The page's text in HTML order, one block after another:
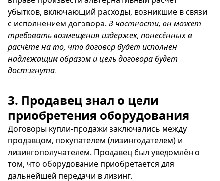
убытков, включающий расходы, возникшие в связи
с исполнением договора. В частности, он может
требовать возмещения издержек, понесённых в
расчёте на то, что договор будет исполнен
надлежащим образом и цель договора будет
достигнута.
3. Продавец знал о цели
приобретения оборудования
Договоры купли-продажи заключались между
продавцом, покупателем (лизингодателем) и
лизингополучателем. Продавец был уведомлён о
том, что оборудование приобретается для
дальнейшей передачи в лизинг.